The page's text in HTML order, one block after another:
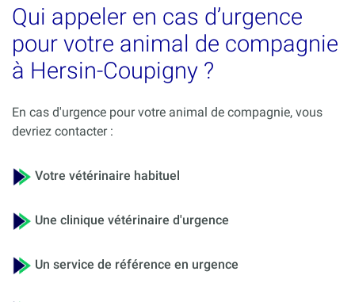
Qui appeler en cas d’urgence
pour votre animal de compagnie
à Hersin-Coupigny ?
En cas d'urgence pour votre animal de compagnie, vous
devriez contacter :
Votre vétérinaire habituel
Une clinique vétérinaire d'urgence
Un service de référence en urgence